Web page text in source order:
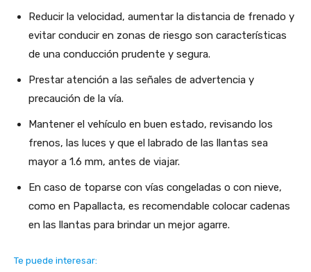
Reducir la velocidad, aumentar la distancia de frenado y
evitar conducir en zonas de riesgo son características
de una conducción prudente y segura.
Prestar atención a las señales de advertencia y
precaución de la vía.
Mantener el vehículo en buen estado, revisando los
frenos, las luces y que el labrado de las llantas sea
mayor a 1.6 mm, antes de viajar.
En caso de toparse con vías congeladas o con nieve,
como en Papallacta, es recomendable colocar cadenas
en las llantas para brindar un mejor agarre.
Te puede interesar: